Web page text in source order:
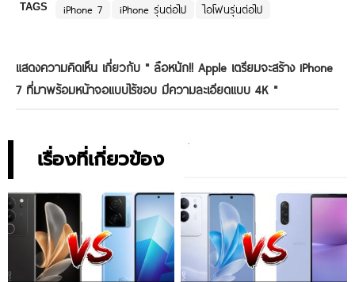
TAGS iPhone 7 iPhone รุ่นต่อไป ไอโฟนรุ่นต่อไป
แสดงความคิดเห็น เกี่ยวกับ " ลือหนัก!! Apple เตรียมจะสร้าง iPhone
7 ที่มาพร้อมหน้าจอแบบไร้ขอบ มีความละเอียดแบบ 4K "
เรื่องที่เกี่ยวข้อง